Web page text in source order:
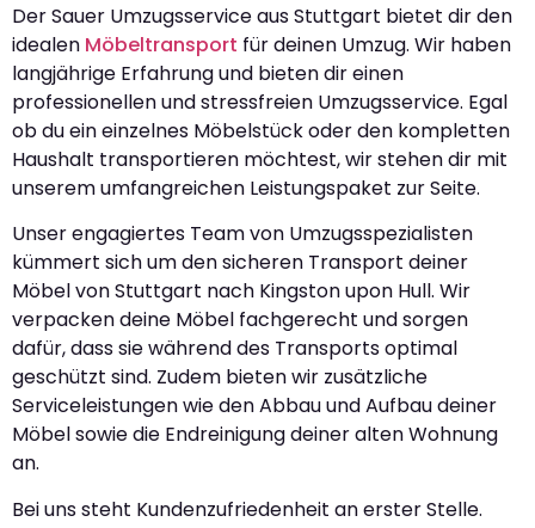
Der Sauer Umzugsservice aus Stuttgart bietet dir den
idealen Möbeltransport für deinen Umzug. Wir haben
langjährige Erfahrung und bieten dir einen
professionellen und stressfreien Umzugsservice. Egal
ob du ein einzelnes Möbelstück oder den kompletten
Haushalt transportieren möchtest, wir stehen dir mit
unserem umfangreichen Leistungspaket zur Seite.
Unser engagiertes Team von Umzugsspezialisten
kümmert sich um den sicheren Transport deiner
Möbel von Stuttgart nach Kingston upon Hull. Wir
verpacken deine Möbel fachgerecht und sorgen
dafür, dass sie während des Transports optimal
geschützt sind. Zudem bieten wir zusätzliche
Serviceleistungen wie den Abbau und Aufbau deiner
Möbel sowie die Endreinigung deiner alten Wohnung
an.
Bei uns steht Kundenzufriedenheit an erster Stelle.